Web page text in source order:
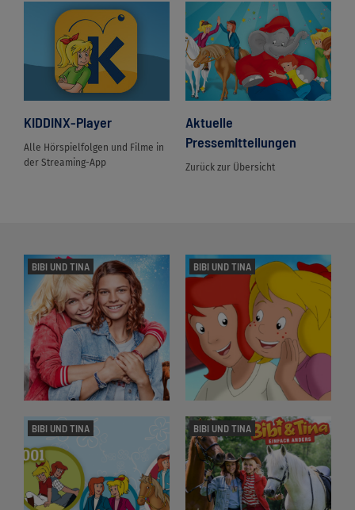
KIDDINX-Player
Alle Hörspielfolgen und Filme in
der Streaming-App
Aktuelle
Pressemitteilungen
Zurück zur Übersicht
BIBI UND TINA BIBI UND TINA
BIBI UND TINA BIBI UND TINA